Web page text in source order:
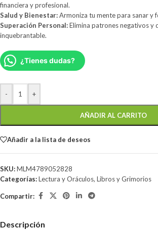
financiera y profesional.
Salud y Bienestar:Armoniza tu mente para sanar y
Superación Personal:Elimina patrones negativos y
inquebrantable.
¿Tienes dudas?
- +
AÑADIR AL CARRITO
Añadir a la lista de deseos
SKU:MLM4789052828
Categorías:Lectura y Oráculos, Libros y Grimorios
Compartir:
Descripción